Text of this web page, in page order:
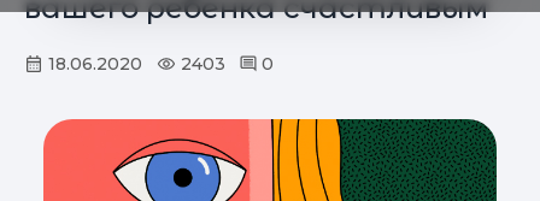
вашего ребенка счастливым
18.06.2020 2403 0